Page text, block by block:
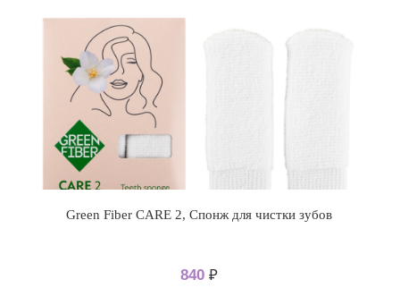
Green Fiber CARE 2, Спонж для чистки зубов
840 ₽